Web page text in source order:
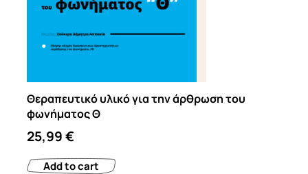
Θεραπευτικό υλικό για την άρθρωση του
φωνήματος Θ
25,99€
Add to cart